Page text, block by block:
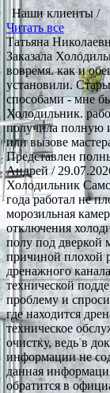
Наши клиенты /
Читать все
Татьяна
Заказала
вовремя. как и
установили.
способами - мне
Холодильник.
получила полную
или вызове
Представлен
Андрей/
Холодильник
года работал не
морозильная
отключения
полу под дверкой
причиной плохой
дренажного
технической
проблему и
где находится
техническое
очистку, ведь в
информации не
данная
обратится в